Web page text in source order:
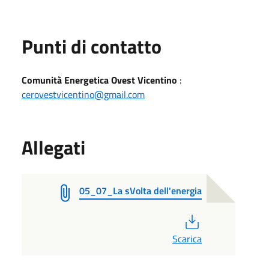
Punti di contatto
Comunità Energetica Ovest Vicentino :
cerovestvicentino@gmail.com
Allegati
05_07_La sVolta dell'energia
Scarica